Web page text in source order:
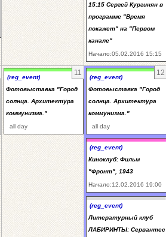
15:15 Сергей Кургинян в
программе "Время
покажет" на "Первом
канале"
Начало:05.02.2016 15:15
11
(reg_event)
Фотовыставка "Город
солнца. Архитектура
коммунизма."
all day
12
(reg_event)
Фотовыставка "Город
солнца. Архитектура
коммунизма."
all day
(reg_event)
Киноклуб: Фильм
"Фронт", 1943
Начало:12.02.2016 19:00
(reg_event)
Литературный клуб
ЛАБИРИНТЫ: Сервантес